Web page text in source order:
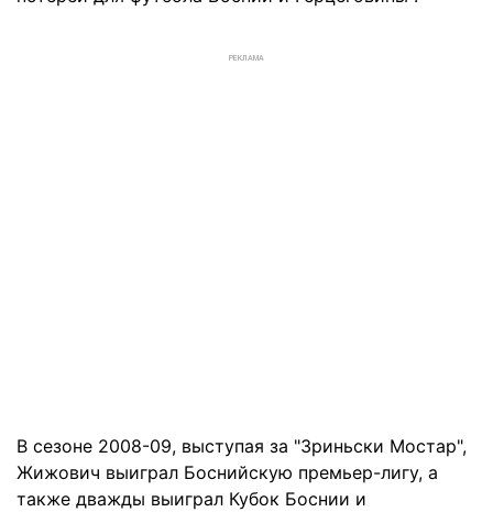
РЕКЛАМА
В сезоне 2008-09, выступая за "Зриньски Мостар",
Жижович выиграл Боснийскую премьер-лигу, а
также дважды выиграл Кубок Боснии и